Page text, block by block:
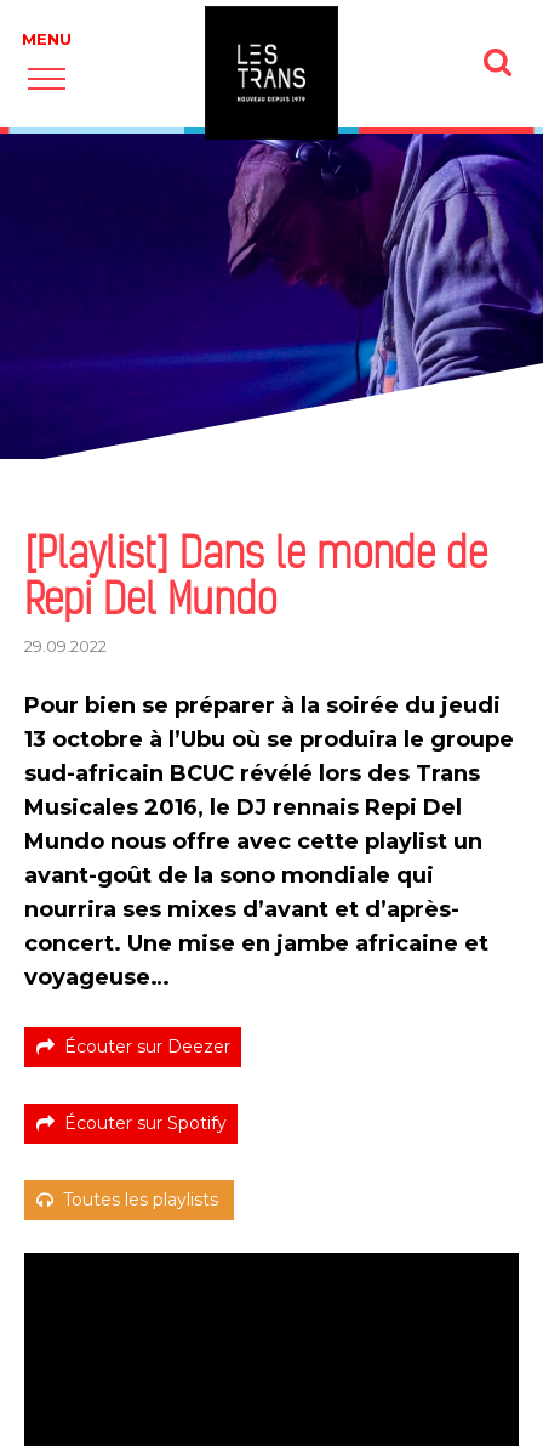
[Playlist] Dans le monde de
Repi Del Mundo
29.09.2022
Pour bien se préparer à la soirée du jeudi
13 octobre à l’Ubu où se produira le groupe
sud-africain BCUC révélé lors des Trans
Musicales 2016, le DJ rennais Repi Del
Mundo nous offre avec cette playlist un
avant-goût de la sono mondiale qui
nourrira ses mixes d’avant et d’après-
concert. Une mise en jambe africaine et
voyageuse…
Écouter sur Deezer
Écouter sur Spotify
Toutes les playlists